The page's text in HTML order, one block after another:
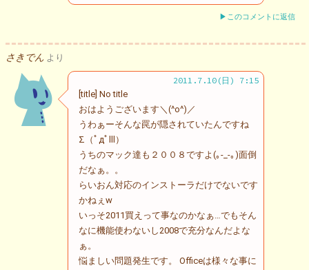
▶このコメントに返信
さきでん より
2011.7.10(日) 7:15
[title] No title
おはようございます＼(^o^)／
うわぁーそんな罠が隠されていたんですね
Σ（ﾟдﾟlll）
うちのマック達も２００８ですよ(｡-_-｡)面倒
だなぁ。。
らいおん対応のインストーラだけでないです
かねぇw
いっそ2011買えって事なのかなぁ…でもそん
なに機能使わないし2008で充分なんだよな
ぁ。
悩ましい問題発生です。 Officeは様々な事に